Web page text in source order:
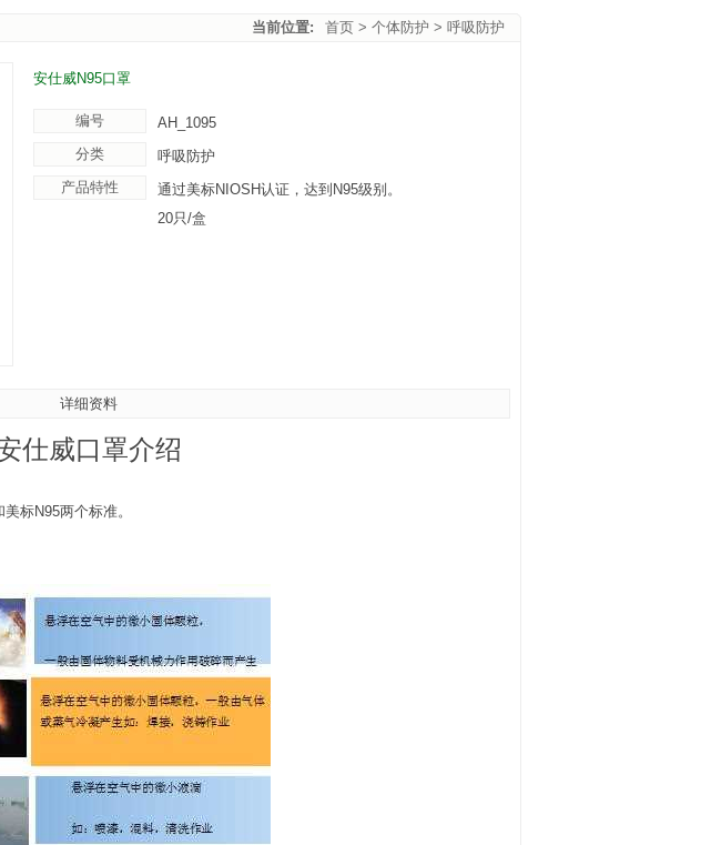
当前位置: 首页 > 个体防护 > 呼吸防护
安仕威N95口罩
编号
AH_1095
分类
呼吸防护
产品特性
通过美标NIOSH认证，达到N95级别。
20只/盒
详细资料
仕威口罩介绍
标N95两个标准。